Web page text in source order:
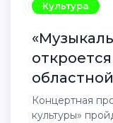
Культура
«Музыкальная оранжерея»
Концертная программа в рамках «Университета
культуры»